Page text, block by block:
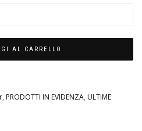
AL CARRELLO
, PRODOTTI IN EVIDENZA, ULTIME